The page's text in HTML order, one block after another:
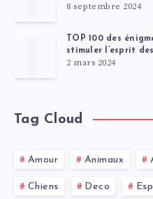
8 septembre 2024
TOP 100 des
stimuler l’esprit
2 mars 2024
Tag Cloud
Amour Animaux
Chiens Deco